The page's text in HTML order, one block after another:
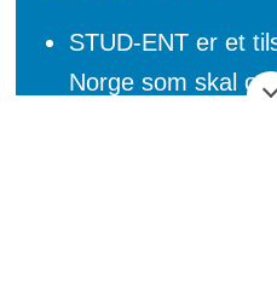
STUD-ENT er et
Norge som skal